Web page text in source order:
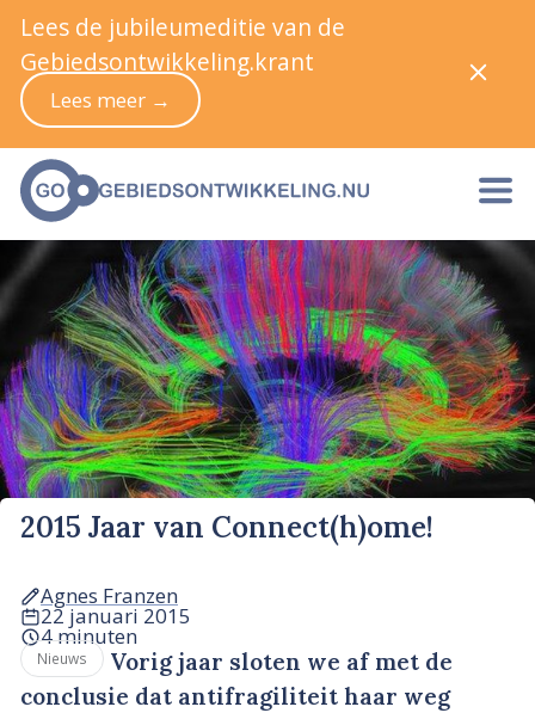
2015 Jaar van Connect(h)ome!
Agnes Franzen
22 januari 2015
4 minuten
Nieuws
Vorig jaar sloten we af met de
conclusie dat antifragiliteit haar weg
Lees de jubileumeditie van de
Gebiedsontwikkeling.krant
Lees meer →